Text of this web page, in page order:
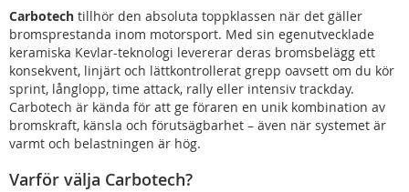
Carbotech tillhör den absoluta toppklassen när det gäller
bromsprestanda inom motorsport. Med sin egenutvecklade
keramiska Kevlar-teknologi levererar deras bromsbelägg ett
konsekvent, linjärt och lättkontrollerat grepp oavsett om du kör
sprint, långlopp, time attack, rally eller intensiv trackday.
Carbotech är kända för att ge föraren en unik kombination av
bromskraft, känsla och förutsägbarhet – även när systemet är
varmt och belastningen är hög.
Varför välja Carbotech?